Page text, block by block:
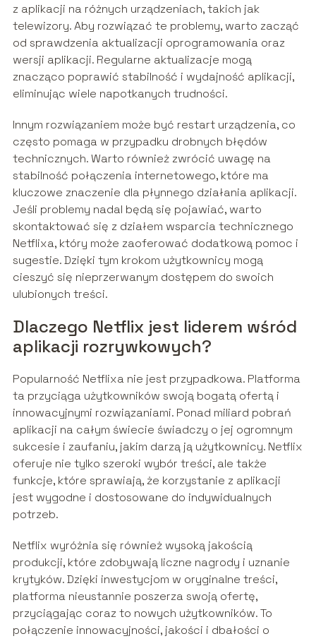
z aplikacji na różnych urządzeniach, takich jak
telewizory. Aby rozwiązać te problemy, warto zacząć
od sprawdzenia aktualizacji oprogramowania oraz
wersji aplikacji. Regularne aktualizacje mogą
znacząco poprawić stabilność i wydajność aplikacji,
eliminując wiele napotkanych trudności.
Innym rozwiązaniem może być restart urządzenia, co
często pomaga w przypadku drobnych błędów
technicznych. Warto również zwrócić uwagę na
stabilność połączenia internetowego, które ma
kluczowe znaczenie dla płynnego działania aplikacji.
Jeśli problemy nadal będą się pojawiać, warto
skontaktować się z działem wsparcia technicznego
Netflixa, który może zaoferować dodatkową pomoc i
sugestie. Dzięki tym krokom użytkownicy mogą
cieszyć się nieprzerwanym dostępem do swoich
ulubionych treści.
Dlaczego Netflix jest liderem wśród
aplikacji rozrywkowych?
Popularność Netflixa nie jest przypadkowa. Platforma
ta przyciąga użytkowników swoją bogatą ofertą i
innowacyjnymi rozwiązaniami. Ponad miliard pobrań
aplikacji na całym świecie świadczy o jej ogromnym
sukcesie i zaufaniu, jakim darzą ją użytkownicy. Netflix
oferuje nie tylko szeroki wybór treści, ale także
funkcje, które sprawiają, że korzystanie z aplikacji
jest wygodne i dostosowane do indywidualnych
potrzeb.
Netflix wyróżnia się również wysoką jakością
produkcji, które zdobywają liczne nagrody i uznanie
krytyków. Dzięki inwestycjom w oryginalne treści,
platforma nieustannie poszerza swoją ofertę,
przyciągając coraz to nowych użytkowników. To
połączenie innowacyjności, jakości i dbałości o